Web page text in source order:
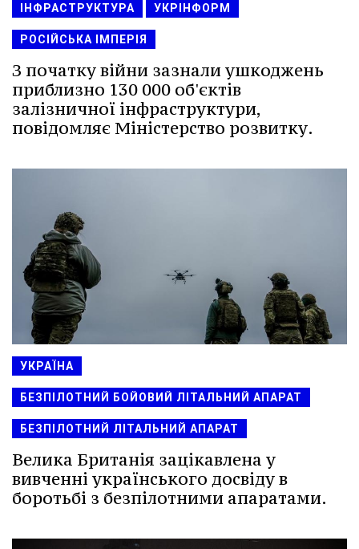
ІНФРАСТРУКТУРА УКРІНФОРМ
РОСІЙСЬКА ІМПЕРІЯ
З початку війни зазнали ушкоджень
приблизно 130 000 об'єктів
залізничної інфраструктури,
повідомляє Міністерство розвитку.
УКРАЇНА
БЕЗПІЛОТНИЙ БОЙОВИЙ ЛІТАЛЬНИЙ АПАРАТ
БЕЗПІЛОТНИЙ ЛІТАЛЬНИЙ АПАРАТ
Велика Британія зацікавлена у
вивченні українського досвіду в
боротьбі з безпілотними апаратами.